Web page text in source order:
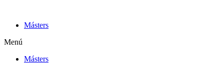
contenidoMásters
Menú
Másters